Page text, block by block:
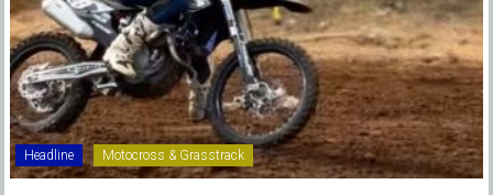
Headline Motocross & Grasstrack